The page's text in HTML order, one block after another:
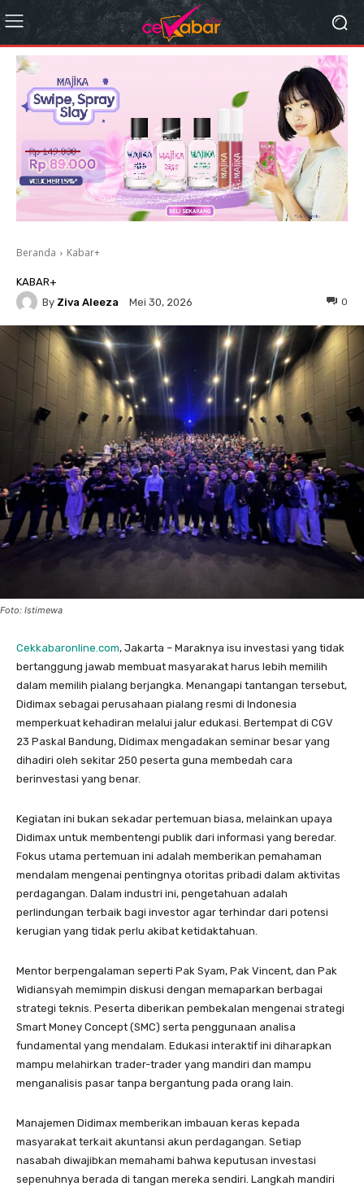
Beranda Kabar+
KABAR+
By Ziva Aleeza Mei 30, 2026 0
Foto: Istimewa
Cekkabaronline.com, Jakarta – Maraknya isu investasi yang tidak
bertanggung jawab membuat masyarakat harus lebih memilih
dalam memilih pialang berjangka. Menangapi tantangan tersebut,
Didimax sebagai perusahaan pialang resmi di Indonesia
memperkuat kehadiran melalui jalur edukasi. Bertempat di CGV
23 Paskal Bandung, Didimax mengadakan seminar besar yang
dihadiri oleh sekitar 250 peserta guna membedah cara
berinvestasi yang benar.
Kegiatan ini bukan sekadar pertemuan biasa, melainkan upaya
Didimax untuk membentengi publik dari informasi yang beredar.
Fokus utama pertemuan ini adalah memberikan pemahaman
mendalam mengenai pentingnya otoritas pribadi dalam aktivitas
perdagangan. Dalam industri ini, pengetahuan adalah
perlindungan terbaik bagi investor agar terhindar dari potensi
kerugian yang tidak perlu akibat ketidaktahuan.
Mentor berpengalaman seperti Pak Syam, Pak Vincent, dan Pak
Widiansyah memimpin diskusi dengan memaparkan berbagai
strategi teknis. Peserta diberikan pembekalan mengenai strategi
Smart Money Concept (SMC) serta penggunaan analisa
fundamental yang mendalam. Edukasi interaktif ini diharapkan
mampu melahirkan trader-trader yang mandiri dan mampu
menganalisis pasar tanpa bergantung pada orang lain.
Manajemen Didimax memberikan imbauan keras kepada
masyarakat terkait akuntansi akun perdagangan. Setiap
nasabah diwajibkan memahami bahwa keputusan investasi
sepenuhnya berada di tangan mereka sendiri. Langkah mandiri